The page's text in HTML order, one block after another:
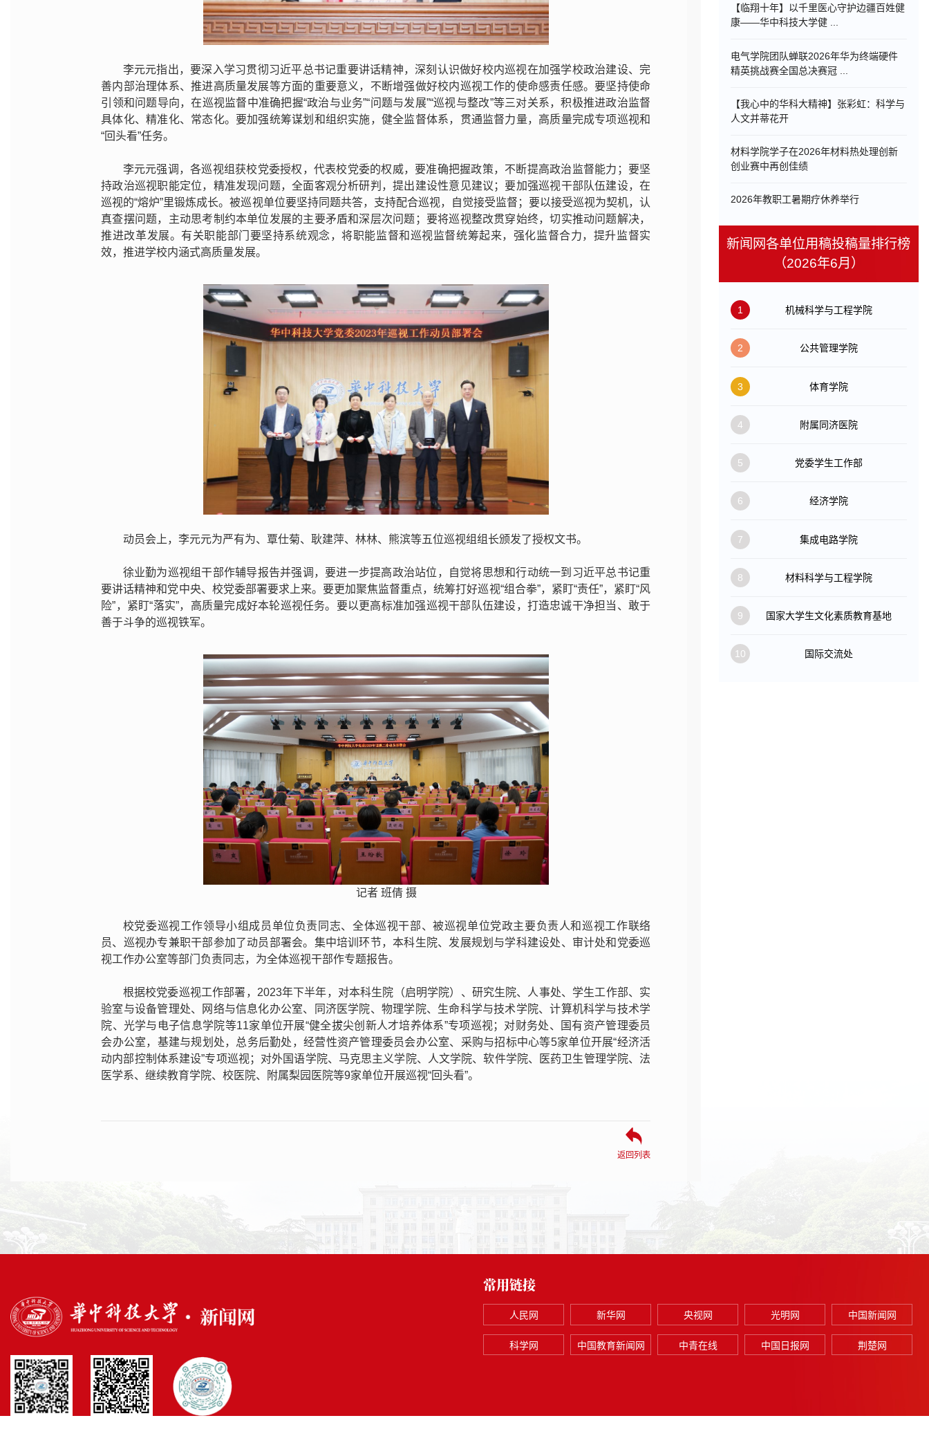
李元元指出，要深入学习贯彻习近平总书记重要讲话精神，深刻认识做好校内巡视在加强学校政治建设、完
善内部治理体系、推进高质量发展等方面的重要意义，不断增强做好校内巡视工作的使命感责任感。要坚持使命
引领和问题导向，在巡视监督中准确把握“政治与业务”“问题与发展”“巡视与整改”等三对关系，积极推进政治监督
具体化、精准化、常态化。要加强统筹谋划和组织实施，健全监督体系，贯通监督力量，高质量完成专项巡视和
“回头看”任务。
李元元强调，各巡视组获校党委授权，代表校党委的权威，要准确把握政策，不断提高政治监督能力；要坚
持政治巡视职能定位，精准发现问题，全面客观分析研判，提出建设性意见建议；要加强巡视干部队伍建设，在
巡视的“熔炉”里锻炼成长。被巡视单位要坚持同题共答，支持配合巡视，自觉接受监督；要以接受巡视为契机，认
真查摆问题，主动思考制约本单位发展的主要矛盾和深层次问题；要将巡视整改贯穿始终，切实推动问题解决，
推进改革发展。有关职能部门要坚持系统观念，将职能监督和巡视监督统筹起来，强化监督合力，提升监督实
效，推进学校内涵式高质量发展。
动员会上，李元元为严有为、覃仕菊、耿建萍、林林、熊滨等五位巡视组组长颁发了授权文书。
徐业勤为巡视组干部作辅导报告并强调，要进一步提高政治站位，自觉将思想和行动统一到习近平总书记重
要讲话精神和党中央、校党委部署要求上来。要更加聚焦监督重点，统筹打好巡视“组合拳”，紧盯“责任”，紧盯“风
险”，紧盯“落实”，高质量完成好本轮巡视任务。要以更高标准加强巡视干部队伍建设，打造忠诚干净担当、敢于
善于斗争的巡视铁军。
记者 班倩 摄
校党委巡视工作领导小组成员单位负责同志、全体巡视干部、被巡视单位党政主要负责人和巡视工作联络
员、巡视办专兼职干部参加了动员部署会。集中培训环节，本科生院、发展规划与学科建设处、审计处和党委巡
视工作办公室等部门负责同志，为全体巡视干部作专题报告。
根据校党委巡视工作部署，2023年下半年，对本科生院（启明学院）、研究生院、人事处、学生工作部、实
验室与设备管理处、网络与信息化办公室、同济医学院、物理学院、生命科学与技术学院、计算机科学与技术学
院、光学与电子信息学院等11家单位开展“健全拔尖创新人才培养体系”专项巡视；对财务处、国有资产管理委员
会办公室，基建与规划处，总务后勤处，经营性资产管理委员会办公室、采购与招标中心等5家单位开展“经济活
动内部控制体系建设”专项巡视；对外国语学院、马克思主义学院、人文学院、软件学院、医药卫生管理学院、法
医学系、继续教育学院、校医院、附属梨园医院等9家单位开展巡视“回头看”。
返回列表
【临翔十年】以千里医心守护边疆百姓健
康——华中科技大学健 ...
电气学院团队蝉联2026年华为终端硬件
精英挑战赛全国总决赛冠 ...
【我心中的华科大精神】张彩虹：科学与
人文并蒂花开
材料学院学子在2026年材料热处理创新
创业赛中再创佳绩
​2026年教职工暑期疗休养举行
新闻网各单位用稿投稿量排行榜
（2026年6月）
1 机械科学与工程学院
2 公共管理学院
3 体育学院
4 附属同济医院
5 党委学生工作部
6 经济学院
7 集成电路学院
8 材料科学与工程学院
9 国家大学生文化素质教育基地
10 国际交流处
常用链接
人民网 新华网 央视网 光明网 中国新闻网
科学网 中国教育新闻网 中青在线 中国日报网 荆楚网